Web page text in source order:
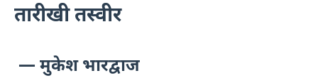
तारीखी तस्वीर
— मुकेश भारद्वाज